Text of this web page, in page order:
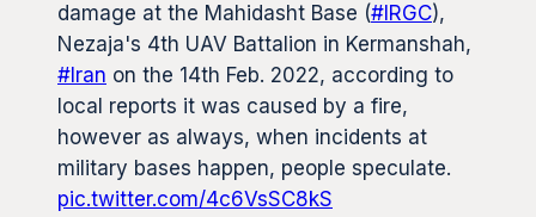
damage at the Mahidasht Base (#IRGC),
Nezaja's 4th UAV Battalion in Kermanshah,
#Iran on the 14th Feb. 2022, according to
local reports it was caused by a fire,
however as always, when incidents at
military bases happen, people speculate.
pic.twitter.com/4c6VsSC8kS